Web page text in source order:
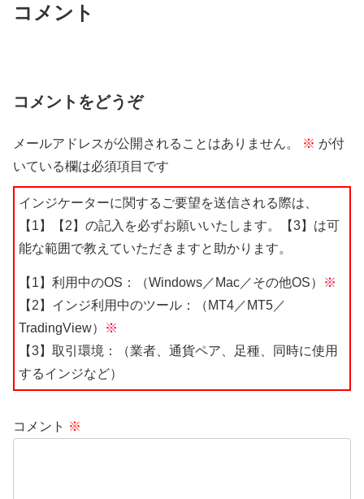
コメント
コメントをどうぞ
メールアドレスが公開されることはありません。 ※ が付
いている欄は必須項目です
インジケーターに関するご要望を送信される際は、
【1】【2】の記入を必ずお願いいたします。【3】は可
能な範囲で教えていただきますと助かります。
【1】利用中のOS：（Windows／Mac／その他OS）
※
【2】インジ利用中のツール：（MT4／MT5／
TradingView）
※
【3】取引環境：（業者、通貨ペア、足種、同時に使用
するインジなど）
コメント ※